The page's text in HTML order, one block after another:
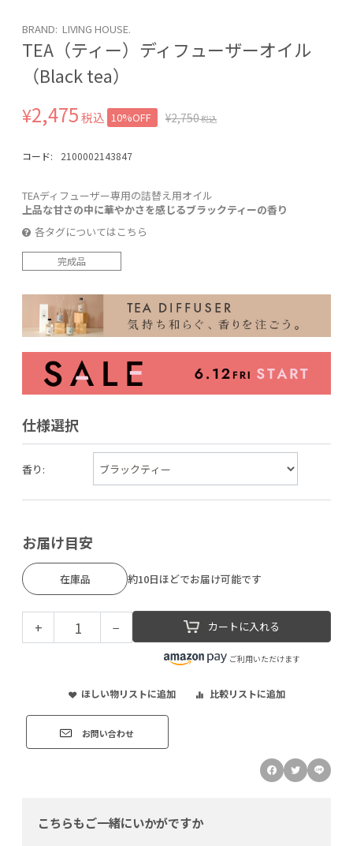
BRAND: LIVING HOUSE.
TEA（ティー）ディフューザーオイル
（Black tea）
¥2,475税込 10%OFF ¥2,750税込
コード: 2100002143847
TEAディフューザー専用の詰替え用オイル
上品な甘さの中に華やかさを感じるブラックティーの香り
各タグについてはこちら
完成品
仕様選択
香り:
お届け目安
在庫品 約10日ほどでお届け可能です
+ − カートに入れる
ご利用いただけます
ほしい物リストに追加 比較リストに追加
お問い合わせ
こちらもご一緒にいかがですか